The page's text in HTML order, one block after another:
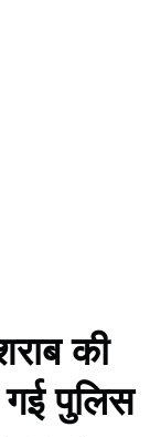
की
गई पुलिस